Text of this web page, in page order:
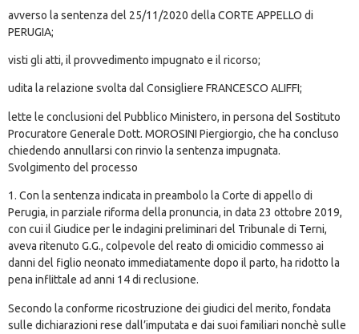
avverso la sentenza del 25/11/2020 della CORTE APPELLO di
PERUGIA;
visti gli atti, il provvedimento impugnato e il ricorso;
udita la relazione svolta dal Consigliere FRANCESCO ALIFFI;
lette le conclusioni del Pubblico Ministero, in persona del Sostituto
Procuratore Generale Dott. MOROSINI Piergiorgio, che ha concluso
chiedendo annullarsi con rinvio la sentenza impugnata.
Svolgimento del processo
1. Con la sentenza indicata in preambolo la Corte di appello di
Perugia, in parziale riforma della pronuncia, in data 23 ottobre 2019,
con cui il Giudice per le indagini preliminari del Tribunale di Terni,
aveva ritenuto G.G., colpevole del reato di omicidio commesso ai
danni del figlio neonato immediatamente dopo il parto, ha ridotto la
pena inflittale ad anni 14 di reclusione.
Secondo la conforme ricostruzione dei giudici del merito, fondata
sulle dichiarazioni rese dall’imputata e dai suoi familiari nonchè sulle